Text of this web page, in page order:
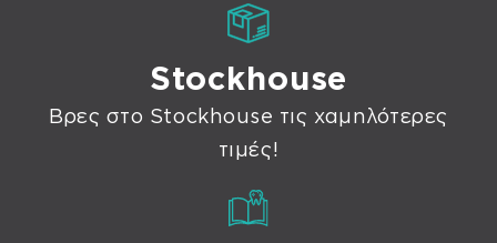
Stockhouse
Βρες στο Stockhouse τις χαμηλότερες
τιμές!